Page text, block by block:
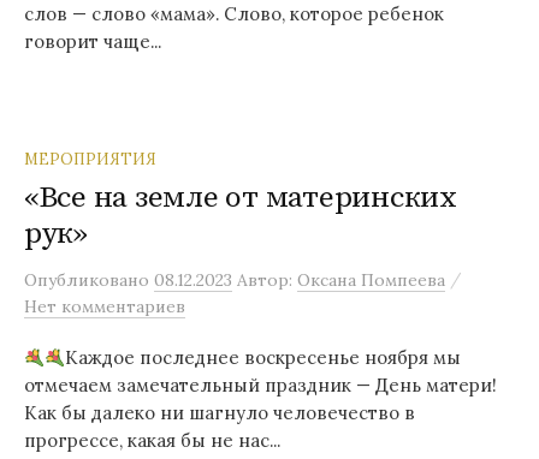
слов — слово «мама». Слово, которое ребенок
говорит чаще...
МЕРОПРИЯТИЯ
«Все на земле от материнских
рук»
Опубликовано 08.12.2023 Автор: Оксана Помпеева /
Нет комментариев
Каждое последнее воскресенье ноября мы
отмечаем замечательный праздник — День матери!
Как бы далеко ни шагнуло человечество в
прогрессе, какая бы не нас...